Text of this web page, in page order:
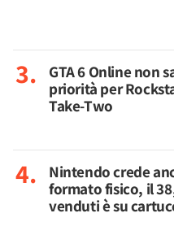
GTA 6 Online non
priorità per
Take-Two
Nintendo crede
formato fisico, il
venduti è su